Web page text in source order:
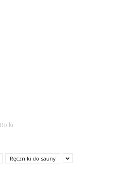
Rolki
Ręczniki do sauny